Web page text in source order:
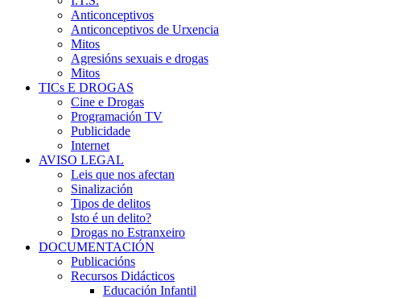
Anticonceptivos
Anticonceptivos de Urxencia
Mitos
Agresións sexuais e drogas
Mitos
TICs E DROGAS
Cine e Drogas
Programación TV
Publicidade
Internet
AVISO LEGAL
Leis que nos afectan
Sinalización
Tipos de delitos
Isto é un delito?
Drogas no Estranxeiro
DOCUMENTACIÓN
Publicacións
Recursos Didácticos
Educación Infantil